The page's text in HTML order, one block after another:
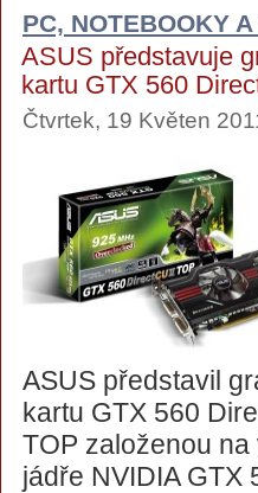
PC, NOTEBOOKY
ASUS představuje
kartu GTX 560
Čtvrtek, 19 Květen
ASUS představil
kartu GTX 560
TOP založenou na
jádře NVIDIA GTX